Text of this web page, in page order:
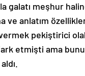
galatı meşhur
ve anlatım
pekiştirici
etmişti ama